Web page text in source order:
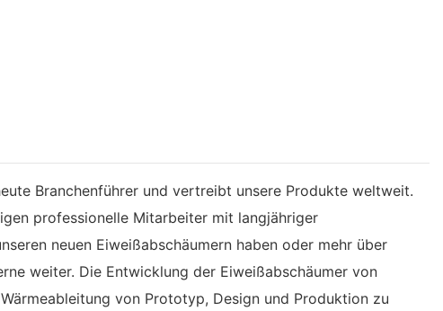
Branchenführer und vertreibt unsere Produkte weltweit.
professionelle Mitarbeiter mit langjähriger
neuen Eiweißabschäumern haben oder mehr über
weiter. Die Entwicklung der Eiweißabschäumer von
von Prototyp, Design und Produktion zu